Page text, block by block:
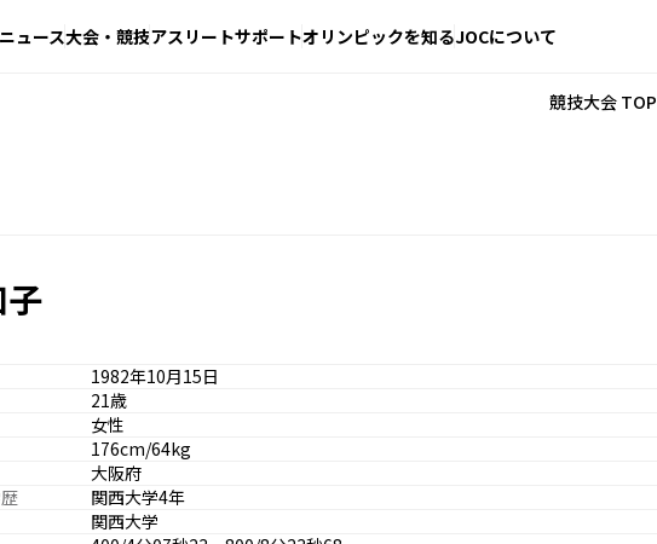
ニュース大会・競技アスリートサポートオリンピックを知るJOCについて
競技大会 TOP
子
1982年10月15日
21歳
女性
176cm/64kg
大阪府
関西大学4年
関西大学